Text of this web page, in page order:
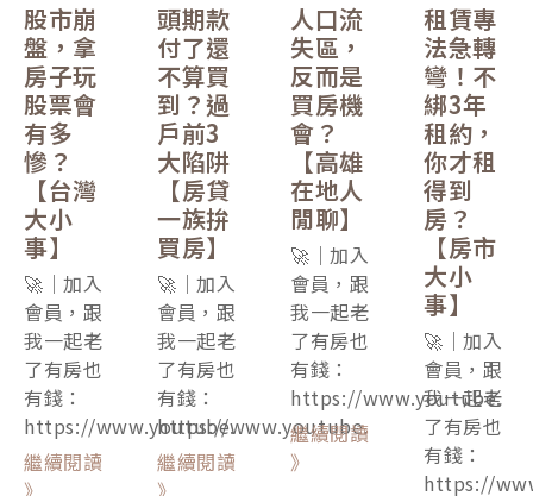
股市崩
盤，拿
房子玩
股票會
有多
慘？
【台灣
大小
事】
🚀｜加入
會員，跟
我一起老
了有房也
有錢：
https://www.youtube.
繼續閱讀
》
頭期款
付了還
不算買
到？過
戶前3
大陷阱
【房貸
一族拚
買房】
🚀｜加入
會員，跟
我一起老
了有房也
有錢：
https://www.youtube.
繼續閱讀
》
人口流
失區，
反而是
買房機
會？
【高雄
在地人
閒聊】
🚀｜加入
會員，跟
我一起老
了有房也
有錢：
https://www.youtube.
繼續閱讀
》
租賃專
法急轉
彎！不
綁3年
租約，
你才租
得到
房？
【房市
大小
事】
🚀｜加入
會員，跟
我一起老
了有房也
有錢：
https://